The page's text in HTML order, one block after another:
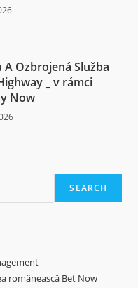
Ozbrojená Služba
_ v rámci
Now
SEARCH
românească Bet Now